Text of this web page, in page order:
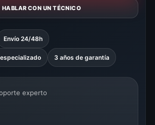
HABLAR CON UN TÉCNICO
Envío 24/48h
3 años de garantía
experto